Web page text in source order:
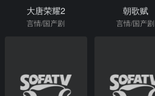
大唐荣耀2
言情/国产剧
朝歌赋
言情/国产剧